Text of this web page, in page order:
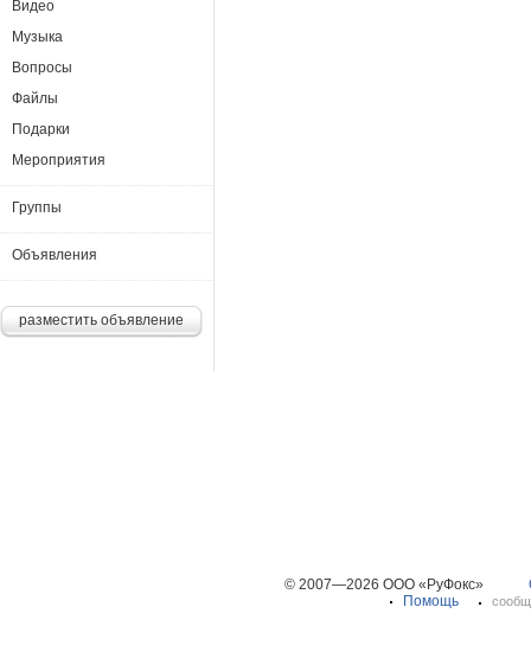
Видео
Музыка
Вопросы
Файлы
Подарки
Мероприятия
Группы
Объявления
разместить объявление
© 2007—2026 ООО «РуФокс»
Помощь